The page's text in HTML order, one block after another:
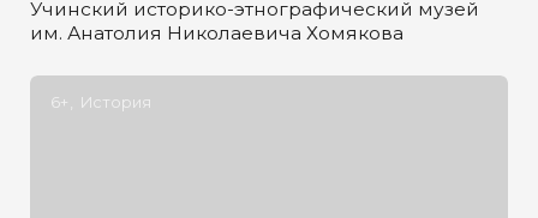
Учинский историко-этнографический музей
им. Анатолия Николаевича Хомякова
6+ История